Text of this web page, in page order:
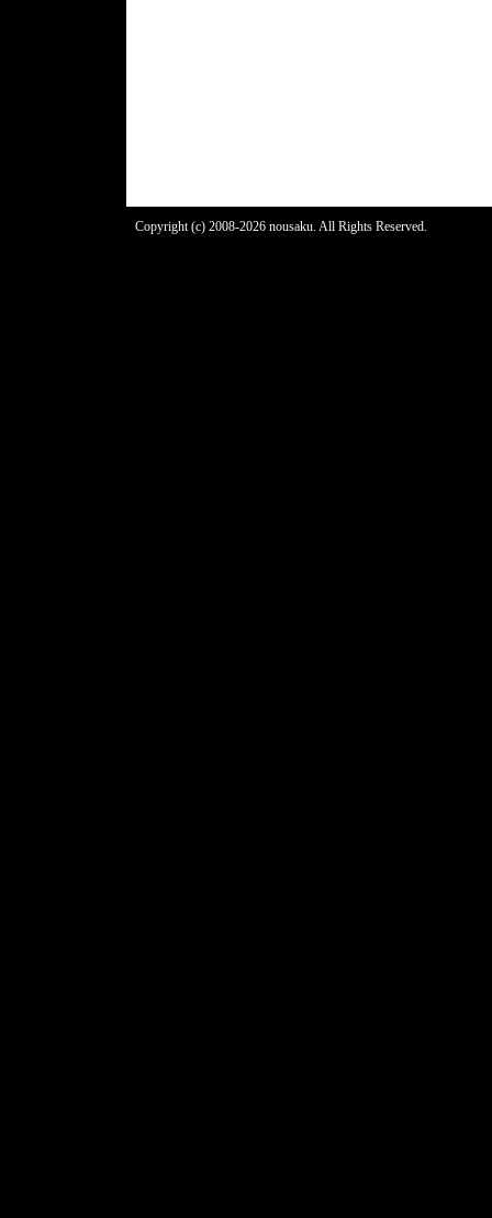
Copyright (c) 2008-2026 nousaku. All Rights Reserved.